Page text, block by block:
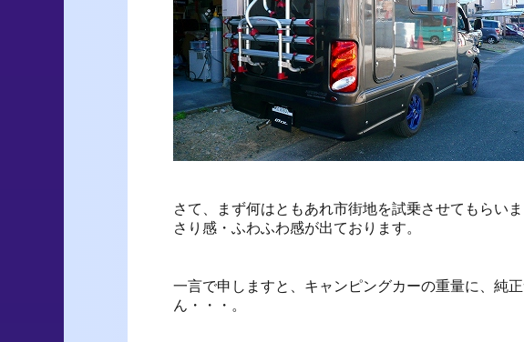
さて、まず何はともあれ市街地を試乗させてもらい
さり感・ふわふわ感が出ております。
一言で申しますと、キャンピングカーの重量に、純
ん・・・。